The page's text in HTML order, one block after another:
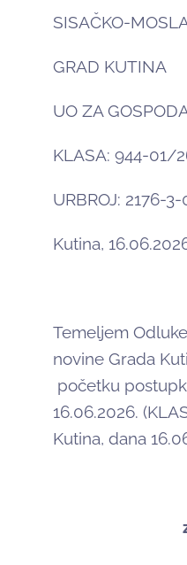
SISAČKO-
GRAD KUTINA
UO ZA
KLASA: 944-01/
URBROJ: 2176-
Kutina,
Temeljem
novine Grada
početku
16.06.2026.
Kutina, dana